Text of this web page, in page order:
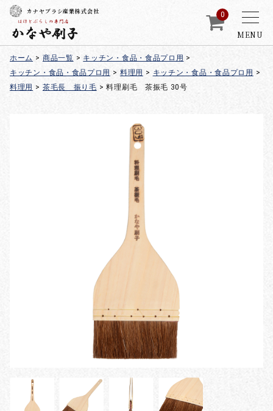
MENU
カナヤブラシ産業株式会社 0
ホーム > 商品一覧 > キッチン・食品・食品プロ用 >
キッチン・食品・食品プロ用 > 料理用 > キッチン・食品・食品プロ用 >
料理用 > 茶毛長 振り毛 > 料理刷毛 茶振毛 30号